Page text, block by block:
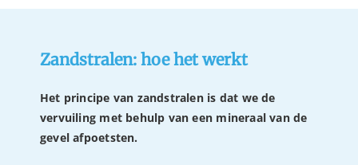
Zandstralen: hoe het werkt
Het principe van zandstralen is dat we de
vervuiling met behulp van een mineraal van de
gevel afpoetsten.